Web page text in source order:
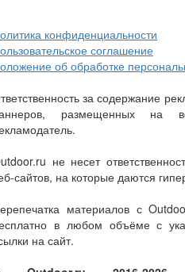
конфиденциальности
соглашение
об обработке
за содержание
размещенных на
не несет
сайтов, на которые даются
материалов с
в любом объёме с
на сайт.